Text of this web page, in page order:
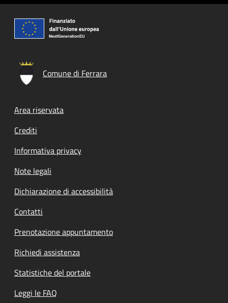
Comune di Ferrara
Footer menu
Area riservata
Crediti
Informativa privacy
Note legali
Dichiarazione di accessibilità
Contatti
Prenotazione appuntamento
Richiedi assistenza
Statistiche del portale
Leggi le FAQ